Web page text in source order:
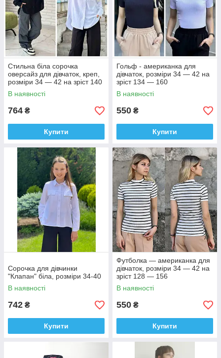
Стильна біла сорочка
оверсайз для дівчаток, креп,
розміри 34 — 42 на зріст 140
— 160 + Відеоогляд!
В наявності
764 ₴
Купити
Гольф - американка для
дівчаток, розміри 34 — 42 на
зріст 134 — 160
В наявності
550 ₴
Купити
Сорочка для дівчинки
"Клапан" біла, розміри 34-40
В наявності
742 ₴
Купити
Футболка — американка для
дівчаток, розміри 34 — 42 на
зріст 128 — 156
В наявності
550 ₴
Купити